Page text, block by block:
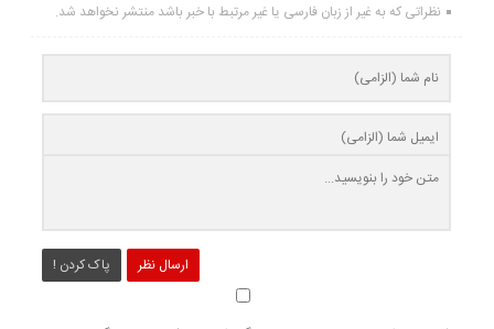
نظراتی که به غیر از زبان فارسی یا غیر مرتبط با خبر باشد منتشر نخواهد شد.
ارسال نظر پاک کردن !